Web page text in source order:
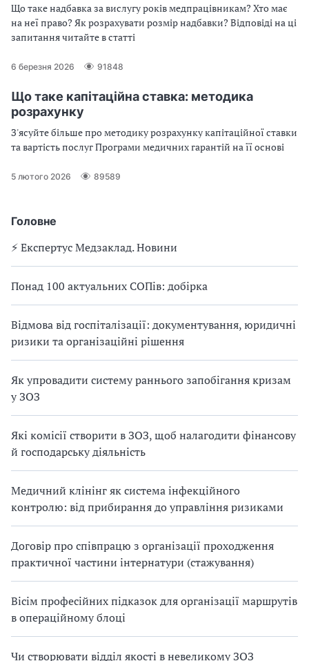
Головне
⚡️ Експертус Медзаклад. Новини
Понад 100 актуальних СОПів: добірка
Відмова від госпіталізації: документування, юридичні
ризики та організаційні рішення
Як упровадити систему раннього запобігання кризам
у ЗОЗ
Які комісії створити в ЗОЗ, щоб налагодити фінансову
й господарську діяльність
Медичний клінінг як система інфекційного
контролю: від прибирання до управління ризиками
Договір про співпрацю з організації проходження
практичної частини інтернатури (стажування)
Вісім професійних підказок для організації маршрутів
в операційному блоці
Чи створювати відділ якості в невеликому ЗОЗ
Що таке надбавка за вислугу років медпрацівникам? Хто має
на неї право? Як розрахувати розмір надбавки? Відповіді на ці
запитання читайте в статті
6 березня 2026 91848
Що таке капітаційна ставка: методика
розрахунку
З'ясуйте більше про методику розрахунку капітаційної ставки
та вартість послуг Програми медичних гарантій на її основі
5 лютого 2026 89589